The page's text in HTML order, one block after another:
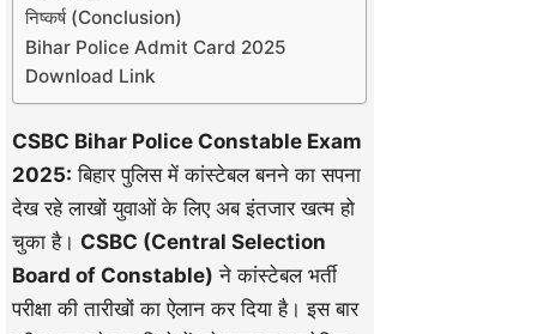
निष्कर्ष (Conclusion)
Bihar Police Admit Card 2025
Download Link
CSBC Bihar Police Constable Exam
2025: बिहार पुलिस में कांस्टेबल बनने का सपना
देख रहे लाखों युवाओं के लिए अब इंतजार खत्म हो
चुका है। CSBC (Central Selection
Board of Constable) ने कांस्टेबल भर्ती
परीक्षा की तारीखों का ऐलान कर दिया है। इस बार